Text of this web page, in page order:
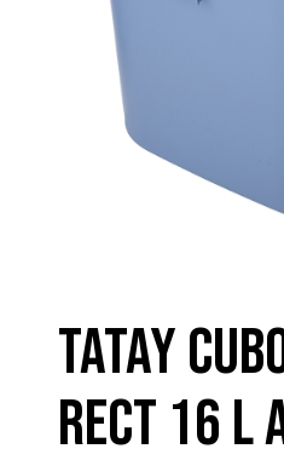
TATAY
RECT 16 L